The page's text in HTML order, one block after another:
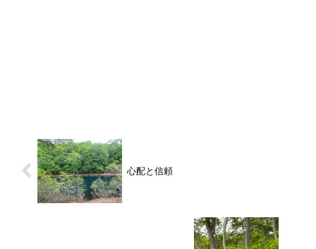
心配と信頼